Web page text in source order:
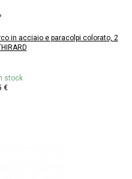
in acciaio e paracolpi colorato, 2
stock
€